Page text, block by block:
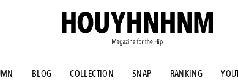
BLOG COLLECTION SNAP RANKING
#古着サミット #NEW VINTAGE #マイナーグッド